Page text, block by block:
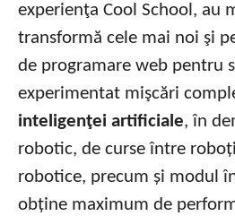
experienţa Cool School, au
transformă cele mai noi şi
de programare web pentru
experimentat mişcări
inteligenţei artificiale, în
robotic, de curse între
robotice, precum și modul
obține maximum de